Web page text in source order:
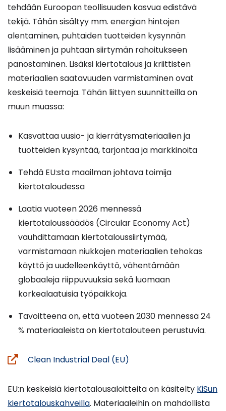
tehdään Euroopan teollisuuden kasvua edistävä
tekijä. Tähän sisältyy mm. energian hintojen
alentaminen, puhtaiden tuotteiden kysynnän
lisääminen ja puhtaan siirtymän rahoitukseen
panostaminen. Lisäksi kiertotalous ja kriittisten
materiaalien saatavuuden varmistaminen ovat
keskeisiä teemoja. Tähän liittyen suunnitteilla on
muun muassa:
Kasvattaa uusio- ja kierrätysmateriaalien ja
tuotteiden kysyntää, tarjontaa ja markkinoita
Tehdä EU:sta maailman johtava toimija
kiertotaloudessa
Laatia vuoteen 2026 mennessä
kiertotaloussäädös (Circular Economy Act)
vauhdittamaan kiertotaloussiirtymää,
varmistamaan niukkojen materiaalien tehokas
käyttö ja uudelleenkäyttö, vähentämään
globaaleja riippuvuuksia sekä luomaan
korkealaatuisia työpaikkoja.
Tavoitteena on, että vuoteen 2030 mennessä 24
% materiaaleista on kiertotalouteen perustuvia.
Clean Industrial Deal (EU)
palveluun)
EU:n keskeisiä kiertotalousaloitteita on käsitelty KiSun
kiertotalouskahveilla. Materiaaleihin on mahdollista